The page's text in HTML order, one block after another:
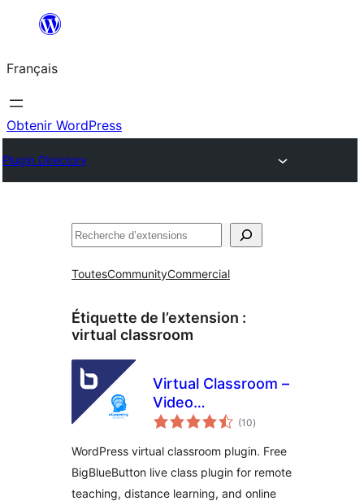
contenu
Français
Obtenir WordPress
Plugin Directory
Rechercher
ToutesCommunityCommercial
Étiquette de l’extension :
virtual classroom
Virtual Classroom –
Video
Conferencing &
with BigBlueButton
(10notes
en
)
WordPress virtual classroom plugin. Free
BigBlueButton live class plugin for remote
teaching, distance learning, and online